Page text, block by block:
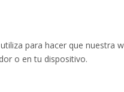
para hacer que nuestra
o en tu dispositivo.